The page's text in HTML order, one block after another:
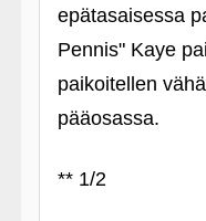
epätasaisessa
Pennis" Kaye
paikoitellen
pääosassa.
** 1/2